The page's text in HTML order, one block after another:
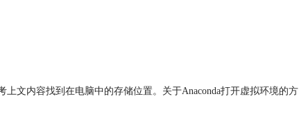
上文内容找到在电脑中的存储位置。关于Anaconda打开虚拟环境的方